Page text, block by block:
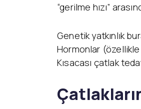
“gerilme hızı”
Genetik yatkınlık
Hormonlar (özellikle
Kısacası çatlak